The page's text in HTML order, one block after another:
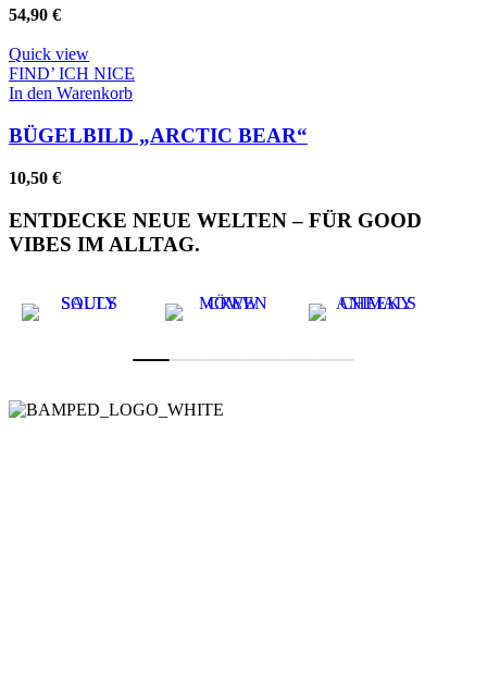
Produktseite
gewählt
54,90 €
Quick view
FIND’ ICH NICE
In den Warenkorb
BÜGELBILD „ARCTIC BEAR“
10,50 €
ENTDECKE NEUE WELTEN – FÜR GOOD
VIBES IM ALLTAG.